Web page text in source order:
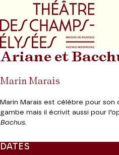
Aller au menu
Ariane et
Marin Marais
Marin Marais est célèbre pour
gambe mais il écrivit aussi pour
Bachus.
DATES